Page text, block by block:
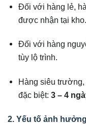
Đối với hàng lẻ,
được nhận tại kho.
Đối với hàng
tùy lộ trình.
Hàng siêu
đặc biệt:3 – 4
2. Yếu tố ảnh